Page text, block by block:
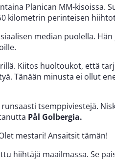
Planican MM-kisoissa.
kilometrin perinteisen
median puolella. Hän
Kiitos huoltoukot, että
Tänään minusta ei ollut
tsemppiviestejä.
Pål Golbergia.
mestari! Ansaitsit tämän!
hiihtäjä maailmassa. Se